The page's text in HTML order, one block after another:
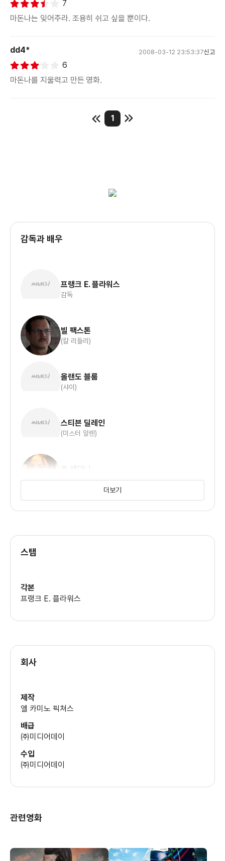
7
마돈나는 잊어주라. 조용히 쉬고 싶을 뿐이다.
dd4* 2008-03-12 23:53:37신고
6
마돈나를 지울력고 만든 영화.
1
감독과 배우
프랭크 E. 플라워스
감독
빌 팩스톤
(칼 리들리)
올랜도 블룸
(샤이)
스티븐 딜레인
(미스터 알렌)
조 샐다나
(안드레아)
(햄머)
더보기
스탭
각본
프랭크 E. 플라워스
회사
제작
엘 카미노 픽쳐스
배급
㈜미디어데이
수입
㈜미디어데이
관련영화